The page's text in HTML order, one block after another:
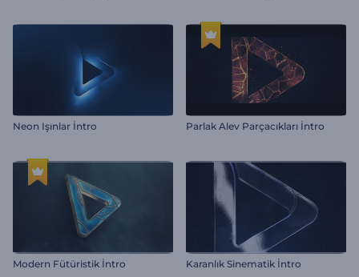
Neon Işınlar İntro Parlak Alev Parçacıkları İntro
Modern Fütüristik İntro Karanlık Sinematik İntro